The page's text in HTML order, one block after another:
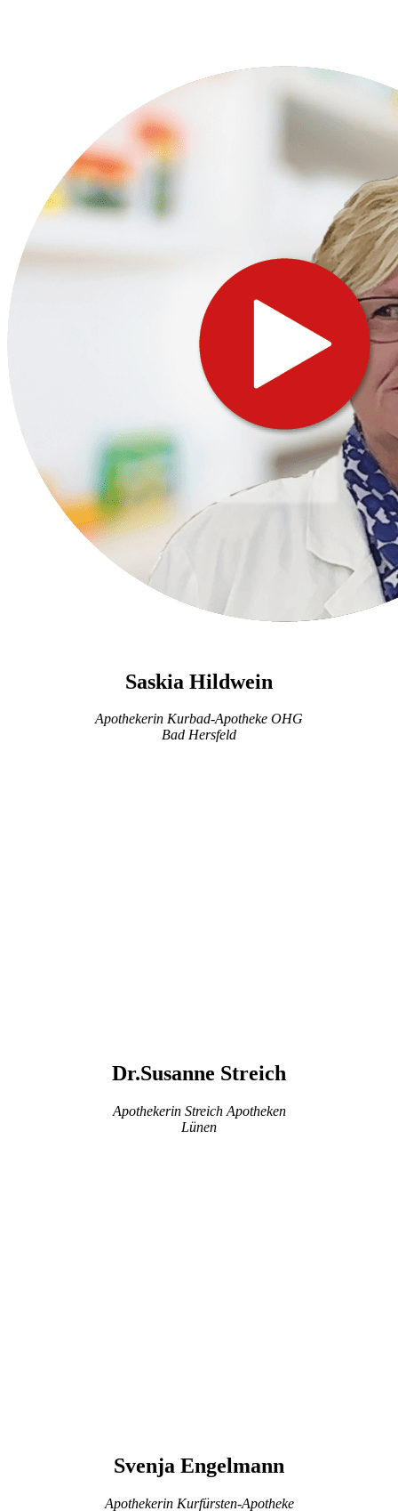
Saskia Hildwein
Apothekerin Kurbad-Apotheke OHG
Bad Hersfeld
Dr.Susanne Streich
Apothekerin Streich Apotheken
Lünen
Svenja Engelmann
Apothekerin Kurfürsten-Apotheke